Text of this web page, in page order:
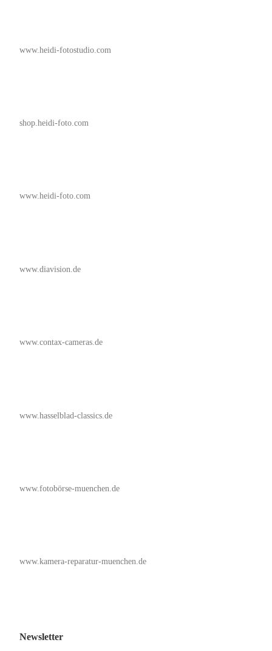
www.heidi-fotostudio.com
shop.heidi-foto.com
www.heidi-foto.com
www.diavision.de
www.contax-cameras.de
www.hasselblad-classics.de
www.fotobörse-muenchen.de
www.kamera-reparatur-muenchen.de
Newsletter